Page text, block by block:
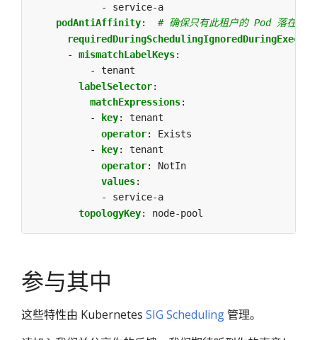
- service-a
podAntiAffinity:
# 确保只有此租户的 Pod 落在同
- mismatchLabelKeys:
- tenant
labelSelector:
matchExpressions:
-
key:
tenant
operator:
Exists
-
key:
tenant
operator:
NotIn
values:
- service-a
topologyKey: node-pool
参与其中
这些特性由 Kubernetes SIG Scheduling 管理。